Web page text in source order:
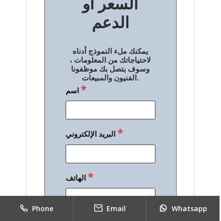
الدعم
يمكنك ملء النموذج أدناه
لاحتياجاتك من المعلومات ،
وسوف يتصل بك موظفونا
الفنيون والمبيعات.
اسم*
البريد الإلكتروني*
الهاتف*
Phone Email Whatsapp